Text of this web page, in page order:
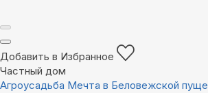
Добавить в Избранное
Частный дом
Агроусадьба Мечта в Беловежской пуще